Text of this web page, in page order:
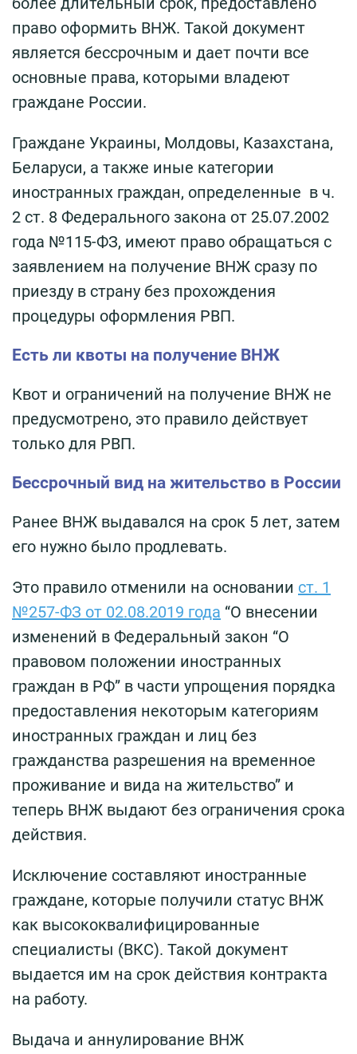
право оформить ВНЖ. Такой документ
является бессрочным и дает почти все
основные права, которыми владеют
граждане России.
Граждане Украины, Молдовы, Казахстана,
Беларуси, а также иные категории
иностранных граждан, определенные в ч.
2 ст. 8 Федерального закона от 25.07.2002
года №115-ФЗ, имеют право обращаться с
заявлением на получение ВНЖ сразу по
приезду в страну без прохождения
процедуры оформления РВП.
Есть ли квоты на получение ВНЖ
Квот и ограничений на получение ВНЖ не
предусмотрено, это правило действует
только для РВП.
Бессрочный вид на жительство в России
Ранее ВНЖ выдавался на срок 5 лет, затем
его нужно было продлевать.
Это правило отменили на основании ст. 1
№257-ФЗ от 02.08.2019 года “О внесении
изменений в Федеральный закон “О
правовом положении иностранных
граждан в РФ” в части упрощения порядка
предоставления некоторым категориям
иностранных граждан и лиц без
гражданства разрешения на временное
проживание и вида на жительство” и
теперь ВНЖ выдают без ограничения срока
действия.
Исключение составляют иностранные
граждане, которые получили статус ВНЖ
как высококвалифицированные
специалисты (ВКС). Такой документ
выдается им на срок действия контракта
на работу.
Выдача и аннулирование ВНЖ